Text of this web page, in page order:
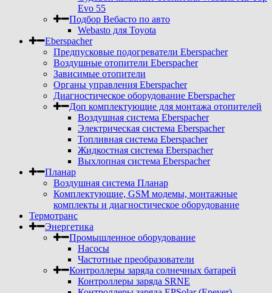
Evo 55
Подбор Вебасто по авто
Webasto для Toyota
Eberspacher
Предпусковые подогреватели Eberspacher
Воздушные отопители Eberspacher
Зависимые отопители
Органы управления Eberspacher
Диагностическое оборудование Eberspacher
Доп комплектующие для монтажа отопителей
Воздушная система Eberspacher
Электрическая система Eberspacher
Топливная система Eberspacher
Жидкостная система Eberspacher
Выхлопная система Eberspacher
Планар
Воздушная система Планар
Комплектующие, GSM модемы, монтажные
комплекты и диагностическое оборудование
Термотранс
Энергетика
Промышленное оборудование
Насосы
Частотные преобразователи
Контроллеры заряда солнечных батарей
Контроллеры заряда SRNE